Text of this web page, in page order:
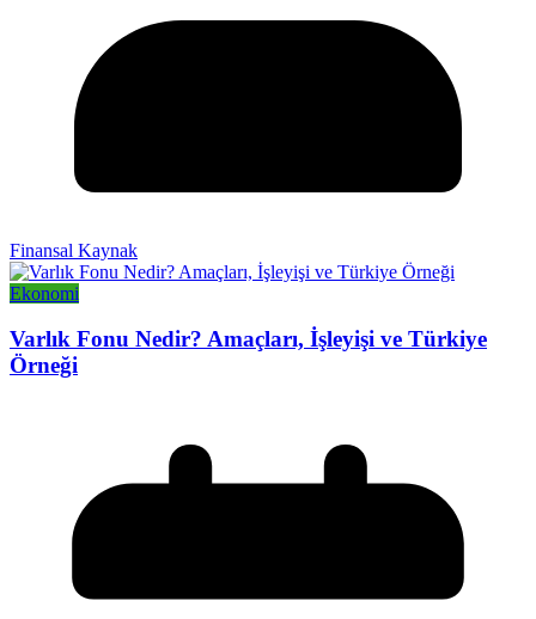
Finansal Kaynak
Ekonomi
Varlık Fonu Nedir? Amaçları, İşleyişi ve Türkiye
Örneği